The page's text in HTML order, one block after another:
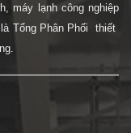
máy lạnh công nghiệp
Tổng Phân Phối thiết